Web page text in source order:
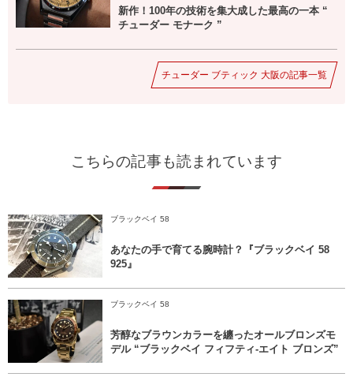
新作！100年の技術を集大成した最高の一本 “
チューダー モナーク ”
チューダー ブティック 大阪の記事一覧
こちらの記事も読まれています
ブラックベイ 58
あなたの手で育てる腕時計？『ブラックベイ 58
925』
ブラックベイ 58
芳醇なブラウンカラーを纏ったオールブロンズモ
デル “ブラックベイ フィフティ-エイト ブロンズ”